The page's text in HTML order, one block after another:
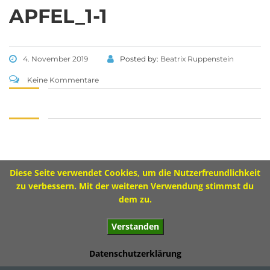
APFEL_1-1
4. November 2019 Posted by: Beatrix Ruppenstein
Keine Kommentare
Tel 09571 – 2082
Fax 09571 – 755870
Sekretariat
Montag 8.00 – 12.00 Uhr
Dienstag 10.00 – 13.00 Uhr
Impressum
© 2017 Ivo-Hennemann-Grundschule Bad Staffelstein
Diese Seite verwendet Cookies, um die Nutzerfreundlichkeit
zu verbessern. Mit der weiteren Verwendung stimmst du
dem zu.
Verstanden
Datenschutzerklärung